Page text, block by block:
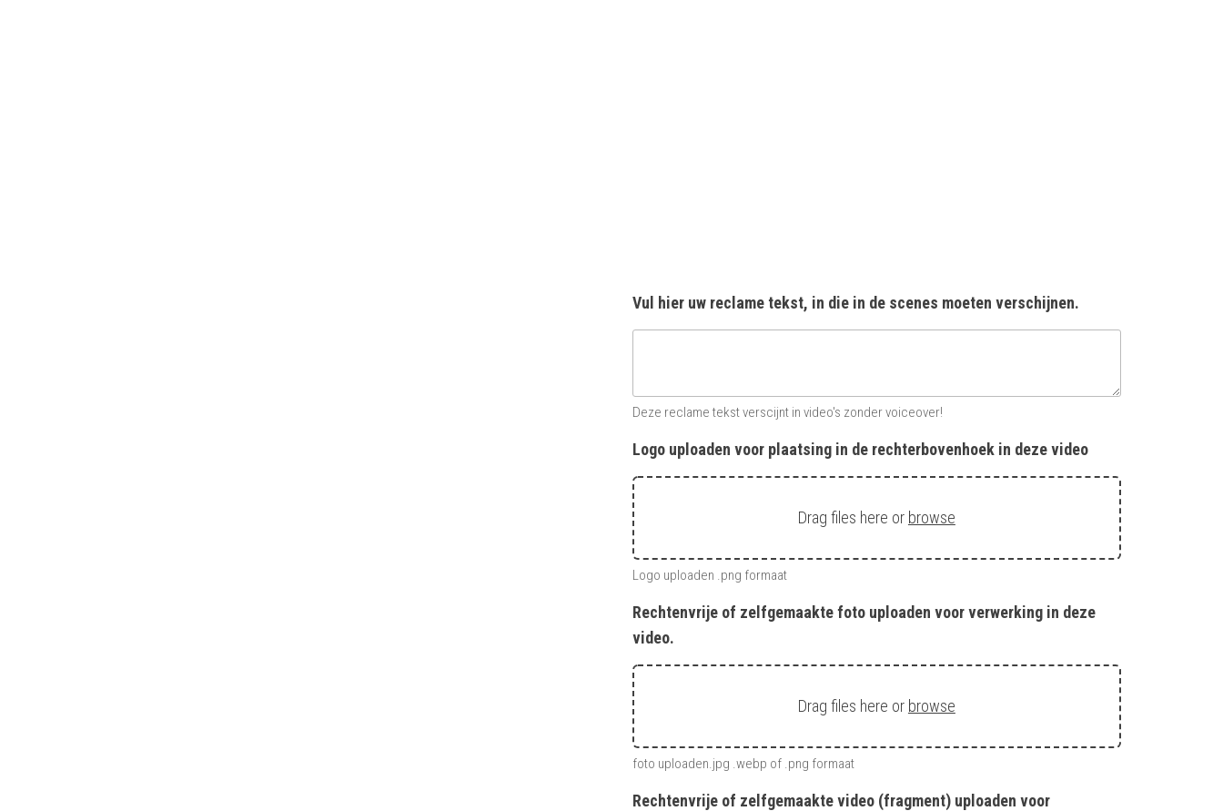
Vul hier uw reclame tekst, in die in de scenes moeten verschijnen.
Deze reclame tekst verscijnt in video's zonder voiceover!
Logo uploaden voor plaatsing in de rechterbovenhoek in deze video
Drag files here or browse
Logo uploaden .png formaat
Rechtenvrije of zelfgemaakte foto uploaden voor verwerking in deze
video.
Drag files here or browse
foto uploaden.jpg .webp of .png formaat
Rechtenvrije of zelfgemaakte video (fragment) uploaden voor